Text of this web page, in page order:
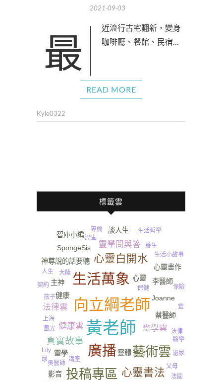
2021-09-03
最近流行古宅翻新，變身 咖啡廳、餐館、民宿…
READ MORE
Kyle0322
標籤雲
黃老師
向立綱老師
廣播
生活萬象
投稿專區
藝術雲
心靈白開水
心靈書法
真實故事
健康雲
靈學問與答
靈學雲
法律雲
心靈 李醫師
靈體
Joanne
神尊說的話要聽
靈學
蔡醫師
心靈畫作
SpongeSis
主神
影音
談人生
健康
智庫小編
養生
保健
上海
Lily
醫學
生活小故事
講座
風光 法律
吳醫師
生活哲學
父母
大陸
孩子
智庫
法國
靈
契約
泌尿
人生
專欄
尿
保險